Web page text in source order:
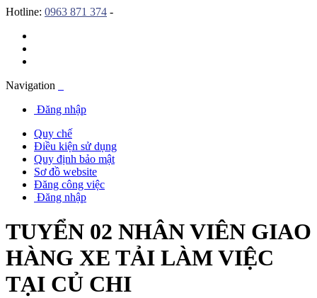
Hotline: 0963 871 374 -
Navigation
Đăng nhập
Quy chế
Điều kiện sử dụng
Quy định bảo mật
Sơ đồ website
Đăng công việc
Đăng nhập
TUYỂN 02 NHÂN VIÊN GIAO
HÀNG XE TẢI LÀM VIỆC
TẠI CỦ CHI